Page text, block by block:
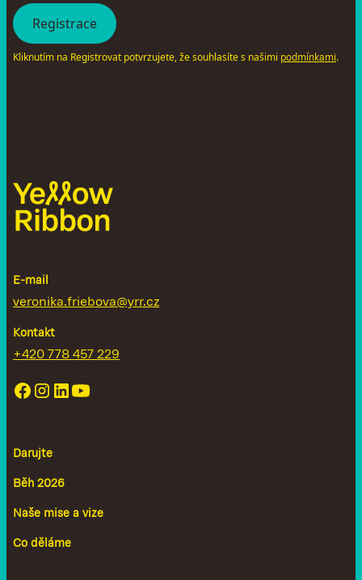
Kliknutím na Registrovat potvrzujete, že souhlasíte s našimi podmínkami.
E-mail
veronika.friebova@yrr.cz
Kontakt
+420 778 457 229
Darujte
Běh 2026
Naše mise a vize
Co děláme